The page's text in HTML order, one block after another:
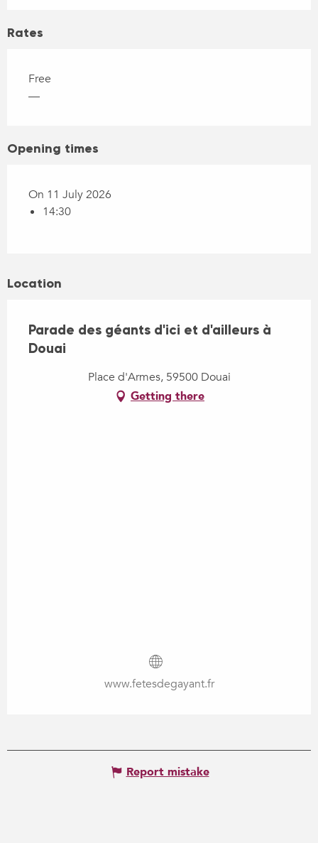
Rates
Free
—
Opening times
On 11 July 2026
14:30
Location
Parade des géants d'ici et d'ailleurs à
Douai
Place d'Armes, 59500 Douai
Getting there
www.fetesdegayant.fr
Report mistake